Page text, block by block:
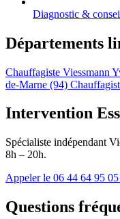
Diagnostic &
Départements
Chauffagiste Viessmann
de-Marne (94)
Intervention
Spécialiste indépendant
8h – 20h.
Appeler le 06 44 64 95 05
Questions